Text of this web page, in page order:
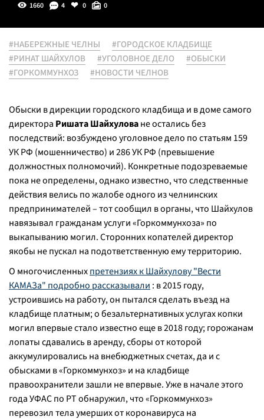
1660 4 0 0
#НАБЕРЕЖНЫЕ ЧЕЛНЫ
#ГОРОДСКОЕ КЛАДБИЩЕ
#РИНАТ ШАЙХУЛОВ
#УГОЛОВНОЕ ДЕЛО
#ОБЫСКИ
#ГОРКОММУНХОЗ
#НОВОСТИ ЧЕЛНОВ
Обыски в дирекции городского кладбища и в доме самого
директора Ришата Шайхуловане остались без
последствий: возбуждено уголовное дело по статьям 159
УК РФ (мошенничество) и 286 УК РФ (превышение
должностных полномочий). Конкретные подозреваемые
пока не определены, однако известно, что следственные
действия велись по жалобе одного из челнинских
предпринимателей – тот сообщил в органы, что Шайхулов
навязывал гражданам услуги «Горкоммунхоза» по
выкапыванию могил. Сторонних копателей директор
якобы не пускал на подответственную ему территорию.
О многочисленныхпретензиях к Шайхулову "Вести
КАМАЗа" подробно рассказывали : в 2015 году,
устроившись на работу, он пытался сделать въезд на
кладбище платным; о безальтернативных услугах копки
могил впервые стало известно еще в 2018 году; горожанам
лопаты сдавались в аренду, сборы от которой
аккумулировались на внебюджетных счетах, да и с
обысками в «Горкоммунхоз» и на кладбище
правоохранители зашли не впервые. Уже в начале этого
года УФАС по РТ обнаружил, что «Горкоммунхоз»
перевозил тела умерших от коронавируса на